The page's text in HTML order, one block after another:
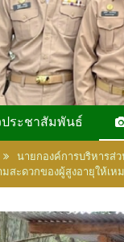
ระชาสัมพันธ์
นายกองค์การบริหารส่
สะดวกของผู้สูงอายุให้เ